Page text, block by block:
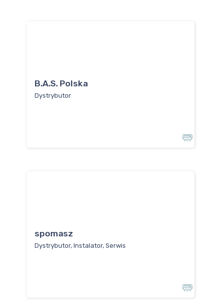
B.A.S. Polska
Dystrybutor
spomasz
Dystrybutor, Instalator, Serwis